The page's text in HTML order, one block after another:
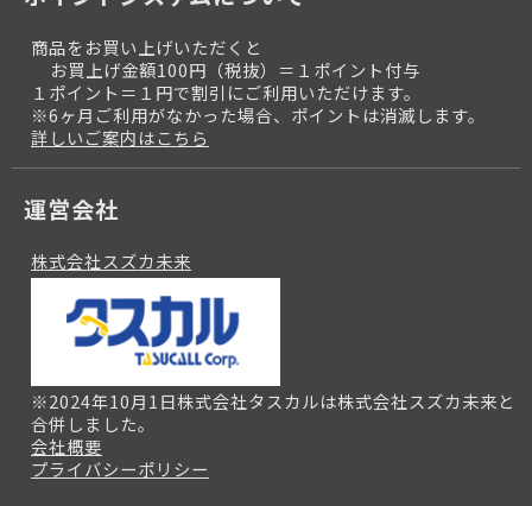
商品をお買い上げいただくと
お買上げ金額100円（税抜）＝１ポイント付与
１ポイント＝１円で割引にご利用いただけます。
※6ヶ月ご利用がなかった場合、ポイントは消滅します。
詳しいご案内はこちら
運営会社
株式会社スズカ未来
※2024年10月1日株式会社タスカルは株式会社スズカ未来と
合併しました。
会社概要
プライバシーポリシー